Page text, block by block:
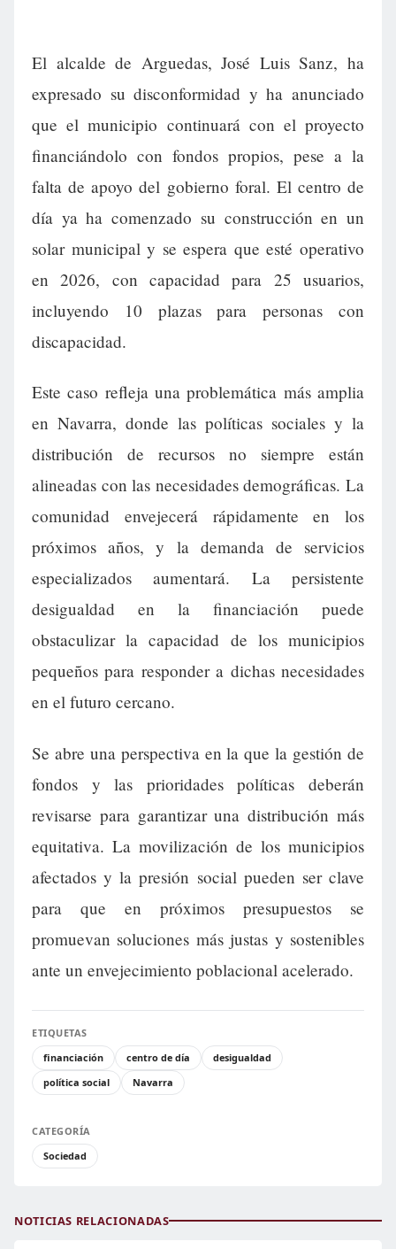
El alcalde de Arguedas, José Luis Sanz, ha
expresado su disconformidad y ha anunciado
que el municipio continuará con el proyecto
financiándolo con fondos propios, pese a la
falta de apoyo del gobierno foral. El centro de
día ya ha comenzado su construcción en un
solar municipal y se espera que esté operativo
en 2026, con capacidad para 25 usuarios,
incluyendo 10 plazas para personas con
discapacidad.
Este caso refleja una problemática más amplia
en Navarra, donde las políticas sociales y la
distribución de recursos no siempre están
alineadas con las necesidades demográficas. La
comunidad envejecerá rápidamente en los
próximos años, y la demanda de servicios
especializados aumentará. La persistente
desigualdad en la financiación puede
obstaculizar la capacidad de los municipios
pequeños para responder a dichas necesidades
en el futuro cercano.
Se abre una perspectiva en la que la gestión de
fondos y las prioridades políticas deberán
revisarse para garantizar una distribución más
equitativa. La movilización de los municipios
afectados y la presión social pueden ser clave
para que en próximos presupuestos se
promuevan soluciones más justas y sostenibles
ante un envejecimiento poblacional acelerado.
ETIQUETAS
financiación
centro de día
desigualdad
política social
Navarra
CATEGORÍA
Sociedad
NOTICIAS RELACIONADAS